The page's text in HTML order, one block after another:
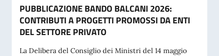
PUBBLICAZIONE BANDO BALCANI 2026:
CONTRIBUTI A PROGETTI PROMOSSI DA ENTI
DEL SETTORE PRIVATO
La Delibera del Consiglio dei Ministri del 14 maggio